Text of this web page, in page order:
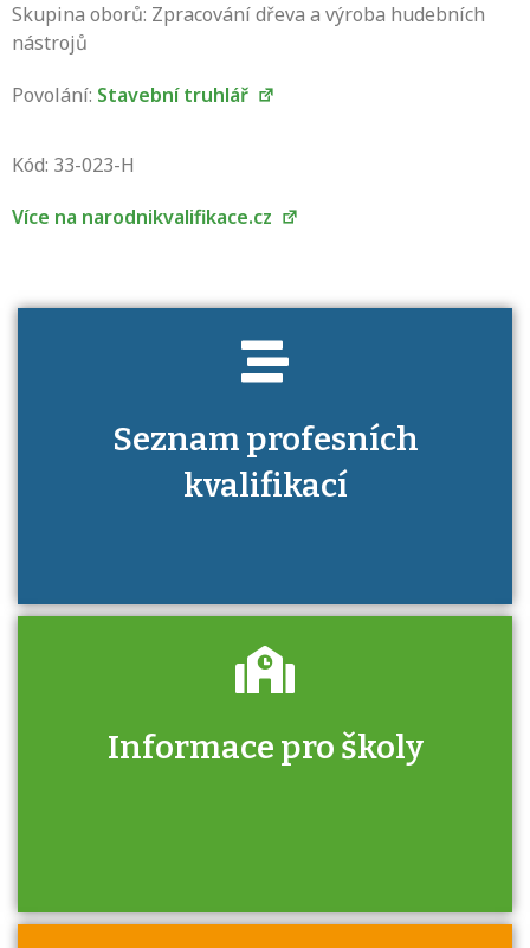
Skupina oborů: Zpracování dřeva a výroba hudebních
nástrojů
Povolání: Stavební truhlář
Kód: 33-023-H
Více na narodnikvalifikace.cz
Seznam profesních
kvalifikací
Víte, jaké dovednosti musíte pro danou
Informace pro školy
Zjistěte, jak se přihlásit ke zkoušce a kde